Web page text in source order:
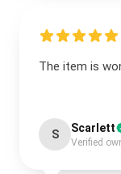
The item is
S Scarlett
Verified